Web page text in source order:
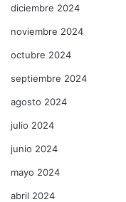
diciembre 2024
noviembre 2024
octubre 2024
septiembre 2024
agosto 2024
julio 2024
junio 2024
mayo 2024
abril 2024